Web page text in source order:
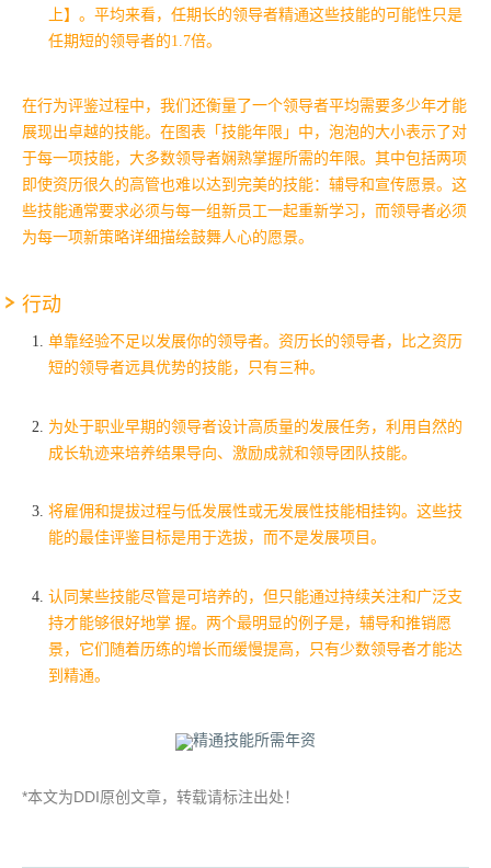
上】。平均来看，任期长的领导者精通这些技能的可能性只是
任期短的领导者的1.7倍。
在行为评鉴过程中，我们还衡量了一个领导者平均需要多少年才能
展现出卓越的技能。在图表「技能年限」中，泡泡的大小表示了对
于每一项技能，大多数领导者娴熟掌握所需的年限。其中包括两项
即使资历很久的高管也难以达到完美的技能：辅导和宣传愿景。这
些技能通常要求必须与每一组新员工一起重新学习，而领导者必须
为每一项新策略详细描绘鼓舞人心的愿景。
行动
单靠经验不足以发展你的领导者。资历长的领导者，比之资历
短的领导者远具优势的技能，只有三种。
为处于职业早期的领导者设计高质量的发展任务，利用自然的
成长轨迹来培养结果导向、激励成就和领导团队技能。
将雇佣和提拔过程与低发展性或无发展性技能相挂钩。这些技
能的最佳评鉴目标是用于选拔，而不是发展项目。
认同某些技能尽管是可培养的，但只能通过持续关注和广泛支
持才能够很好地掌 握。两个最明显的例子是，辅导和推销愿
景，它们随着历练的增长而缓慢提高，只有少数领导者才能达
到精通。
*本文为DDI原创文章，转载请标注出处！